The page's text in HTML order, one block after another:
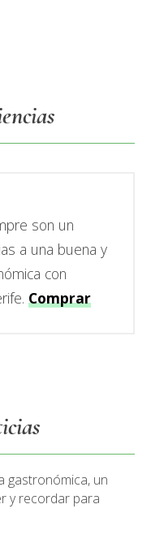
son un
a una buena y
con
Comprar
gastronómica, un
y recordar para